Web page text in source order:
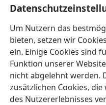
Um Nutzern das
bieten, setzen wir
ein. Einige Cookies sind
Funktion unserer
nicht abgelehnt werden.
zusätzlichen Cookies,
des Nutzererlebnisses
Spenden
(öffnet
neues
Fenster)Wachtturm ONLINE-
(öffnet
neues
Fenster)JW Hub®
(öffnet
neues
Fenster)JW Library